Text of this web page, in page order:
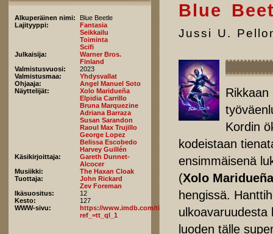
Alkuperäinen nimi:
Blue Beetle
Lajityyppi:
Fantasia
Seikkailu
Toiminta
Scifi
Julkaisija:
Warner Bros.
Finland
Valmistusvuosi:
2023
Valmistusmaa:
Yhdysvallat
Ohjaaja:
Angel Manuel Soto
Näyttelijät:
Xolo Maridueña
Elpidia Carrillo
Bruna Marquezine
Adriana Barraza
Susan Sarandon
Raoul Max Trujillo
George Lopez
Belissa Escobedo
Harvey Guillén
Käsikirjoittaja:
Gareth Dunnet-
Alcocer
Musiikki:
The Haxan Cloak
Tuottaja:
John Rickard
Zev Foreman
Ikäsuositus:
12
Kesto:
127
WWW-sivu:
https://www.imdb.com/title/tt9362930/fullcredits/?
ref_=tt_ql_1
Blue
Jussi U.
Kordin
kodeistaan
ensimmäisenä
(Xolo Maridueña
hengissä.
ulkoavaruudesta
luoden tälle